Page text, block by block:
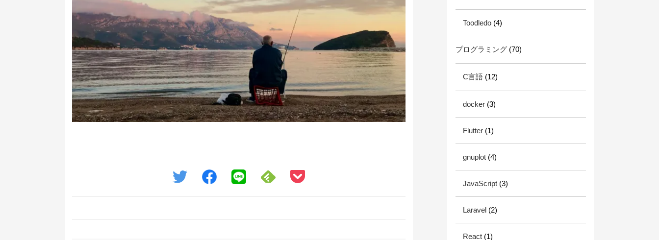
Toodledo (4)
プログラミング (70)
C言語 (12)
docker (3)
Flutter (1)
gnuplot (4)
JavaScript (3)
Laravel (2)
React (1)